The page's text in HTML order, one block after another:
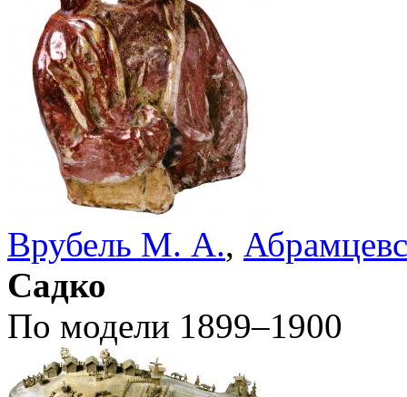
Врубель М. А.,
Садко
По модели 1899–1900